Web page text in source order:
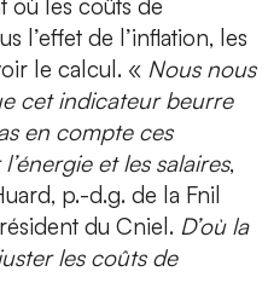
où les coûts de
l’effet de l’inflation, les
le calcul. « Nous nous
cet indicateur beurre
en compte ces
et les salaires,
p.-d.g. de la Fnil
du Cniel. D’où la
les coûts de